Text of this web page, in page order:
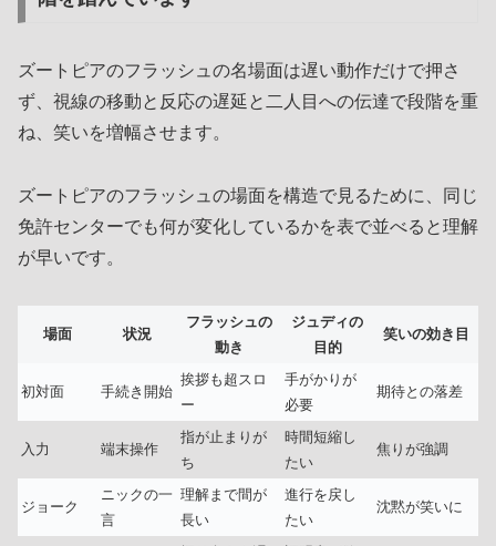
ズートピアのフラッシュの名場面は遅い動作だけで押さ
ず、視線の移動と反応の遅延と二人目への伝達で段階を重
ね、笑いを増幅させます。
ズートピアのフラッシュの場面を構造で見るために、同じ
免許センターでも何が変化しているかを表で並べると理解
が早いです。
場面 状況
フラッシュの
動き
ジュディの
目的
笑いの効き目
初対面 手続き開始
挨拶も超スロ
ー
手がかりが
必要
期待との落差
入力 端末操作
指が止まりが
ち
時間短縮し
たい
焦りが強調
ジョーク
ニックの一
言
理解まで間が
長い
進行を戻し
たい
沈黙が笑いに